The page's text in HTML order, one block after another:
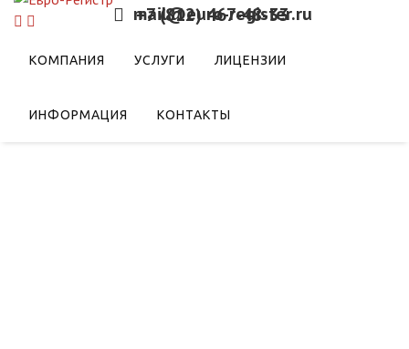
+7 (812) 467-48-33
mail@euro-register.ru
КОМПАНИЯ УСЛУГИ ЛИЦЕНЗИИ
ИНФОРМАЦИЯ КОНТАКТЫ
Евразийского